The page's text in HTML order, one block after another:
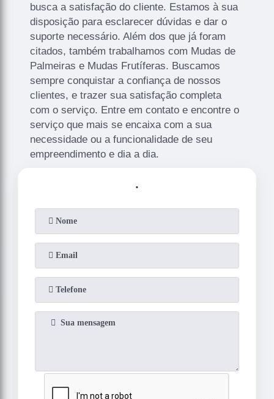
busca a satisfação do cliente. Estamos à sua
disposição para esclarecer dúvidas e dar o
suporte necessário. Além dos que já foram
citados, também trabalhamos com Mudas de
Palmeiras e Mudas Frutíferas. Buscamos
sempre conquistar a confiança de nossos
clientes, e trazer sua satisfação completa
com o serviço. Entre em contato e encontre o
serviço que mais se encaixa com a sua
necessidade ou a funcionalidade de seu
empreendimento e dia a dia.
.